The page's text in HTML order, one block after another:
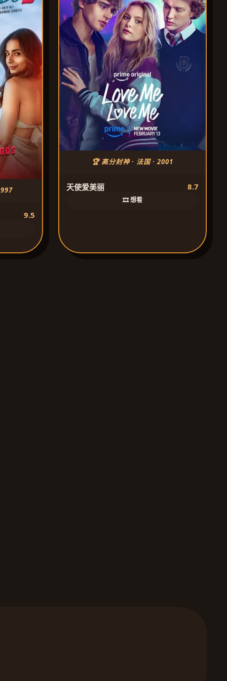
9.5
🏆 高分封神 · 法国 · 2001
天使爱美丽 8.7
🎞️ 想看